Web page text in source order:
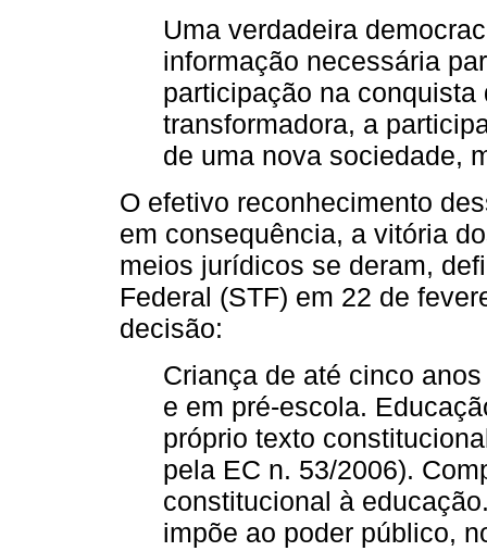
Uma verdadeira
informação necessária
participação na
transformadora, a
de uma nova sociedade,
O efetivo reconhecimento
em consequência, a vitória
meios jurídicos se deram,
Federal (STF) em 22 de
decisão:
Criança de até cinco
e em pré-escola.
próprio texto
pela EC n. 53/2006).
constitucional à
impõe ao poder público,